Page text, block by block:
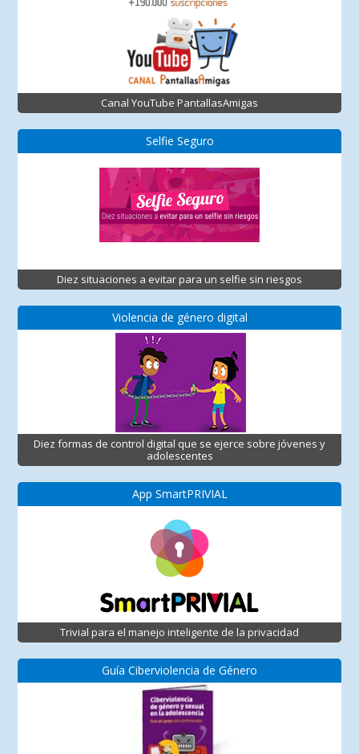
Canal YouTube PantallasAmigas
Selfie Seguro
Diez situaciones a evitar para un selfie sin riesgos
Violencia de género digital
Diez formas de control digital que se ejerce sobre jóvenes y
adolescentes
App SmartPRIVIAL
Trivial para el manejo inteligente de la privacidad
Guía Ciberviolencia de Género